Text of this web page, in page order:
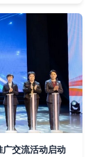
交流活动启动